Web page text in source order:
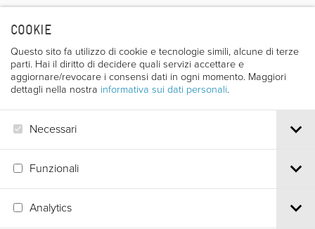
COOKIE
Questo sito fa utilizzo di cookie e tecnologie simili, alcune di terze
parti. Hai il diritto di decidere quali servizi accettare e
aggiornare/revocare i consensi dati in ogni momento. Maggiori
dettagli nella nostra informativa sui dati personali.
Necessari
Funzionali
Analytics
Regista